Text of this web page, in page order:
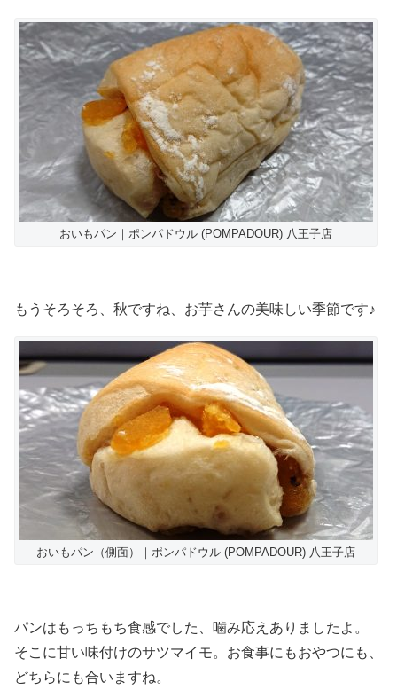
おいもパン｜ポンパドウル (POMPADOUR) 八王子店
もうそろそろ、秋ですね、お芋さんの美味しい季節です♪
おいもパン（側面）｜ポンパドウル (POMPADOUR) 八王子店
パンはもっちもち食感でした、噛み応えありましたよ。
そこに甘い味付けのサツマイモ。お食事にもおやつにも、
どちらにも合いますね。